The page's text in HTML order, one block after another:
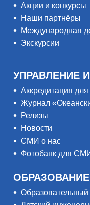
Акции и конкурсы
Наши партнёры
Международная
Экскурсии
УПРАВЛЕНИЕ
Аккредитация
Журнал
Релизы
Новости
СМИ о нас
Фотобанк для
Образовательный